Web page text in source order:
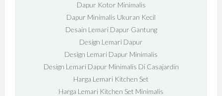
Dapur Kotor Minimalis
Dapur Minimalis Ukuran Kecil
Desain Lemari Dapur Gantung
Design Lemari Dapur
Design Lemari Dapur Minimalis
Design Lemari Dapur Minimalis Di Casajardin
Harga Lemari Kitchen Set
Harga Lemari Kitchen Set Minimalis